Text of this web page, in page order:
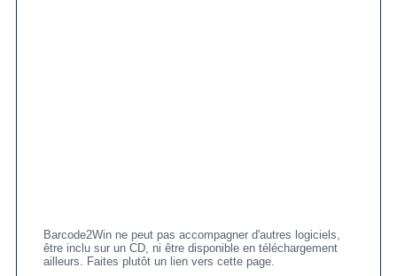
Barcode2Win ne peut pas accompagner d'autres logiciels,
être inclu sur un CD, ni être disponible en téléchargement
ailleurs. Faites plutôt un lien vers cette page.